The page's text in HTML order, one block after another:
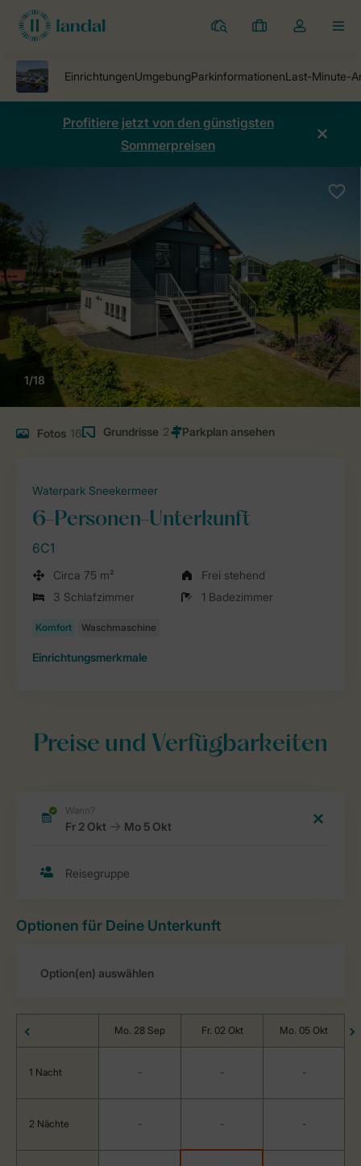
Ferienparks
Meine
Dropdown-
öffnen
Profitiere jetzt von den günstigsten
Sommerpreisen
1/18
Fotos 16 Grundrisse 2
Waterpark Sneekermeer
6-Personen-Unterkunft
6C1
Circa 75 m²
Frei stehend
3 Schlafzimmer
1 Badezimmer
Einrichtungsmerkmale
Preise und Verfügbarkeiten
Optionen für Deine Unterkunft
Mo. 28 Sep Fr. 02 Okt Mo. 05 Okt
1 Nacht - - -
2 Nächte - - -